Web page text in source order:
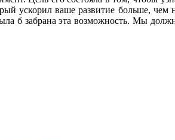
ускорил ваше развитие больше,
б забрана эта возможность. Мы